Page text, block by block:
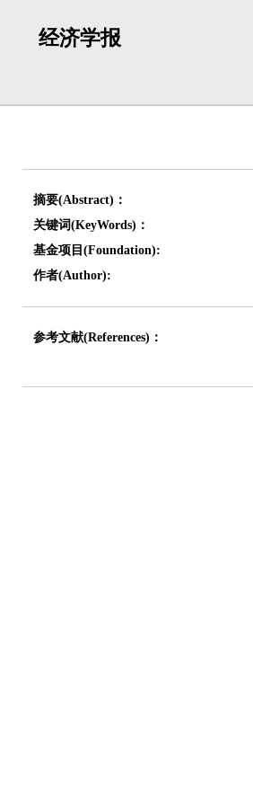
经济学报
摘要(Abstract)：
关键词(KeyWords)：
基金项目(Foundation):
作者(Author):
参考文献(References)：